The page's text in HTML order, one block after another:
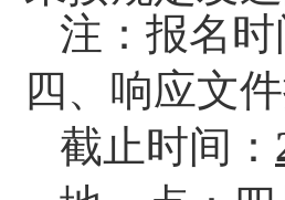
注：报名
四、 响应文
截止时间：